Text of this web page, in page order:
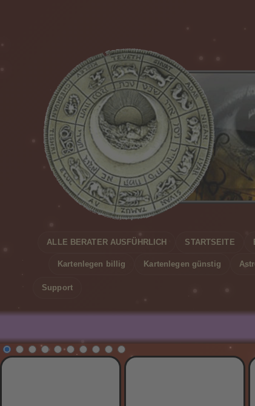
ALLE BERATER AUSFÜHRLICH STARTSEITE
Kartenlegen billig Kartenlegen günstig
Support